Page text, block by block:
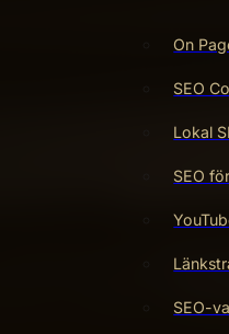
On
SEO
Lokal
SEO
SEO-